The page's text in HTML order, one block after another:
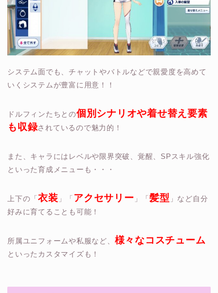
システム面でも、チャットやバトルなどで親愛度を高めて
いくシステムが豊富に用意！！
ドルフィンたちとの個別シナリオや着せ替え要素
も収録されているので魅力的！
また、キャラには レベルや限界突破、覚醒、SPスキル強化
といった育成メニューも・・・
上下の「衣装 」「 アクセサリー 」「髪型 」など自分
好みに育てることも可能！
所属ユニフォームや私服など、 様々なコスチューム
といったカスタマイズも！